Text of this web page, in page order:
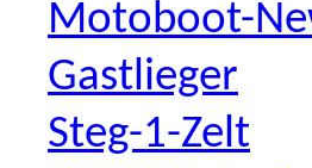
Motoboot-
Gastlieger
Steg-1-Zelt